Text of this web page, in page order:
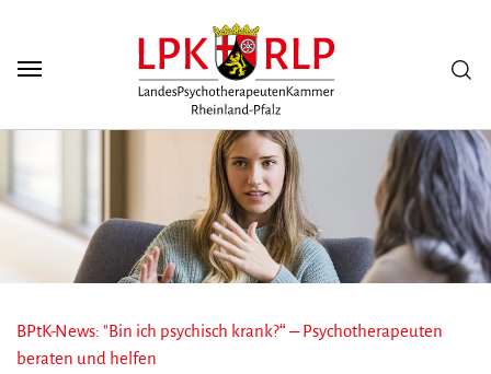
BPtK-News: "Bin ich psychisch krank?“ – Psychotherapeuten
beraten und helfen